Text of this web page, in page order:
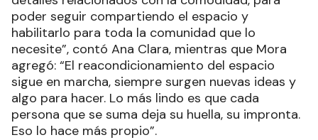
poder seguir compartiendo el espacio y
habilitarlo para toda la comunidad que lo
necesite”, contó Ana Clara, mientras que Mora
agregó: “El reacondicionamiento del espacio
sigue en marcha, siempre surgen nuevas ideas y
algo para hacer. Lo más lindo es que cada
persona que se suma deja su huella, su impronta.
Eso lo hace más propio”.